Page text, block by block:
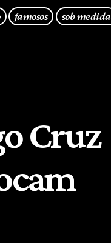
famosos sob medida
Cruz